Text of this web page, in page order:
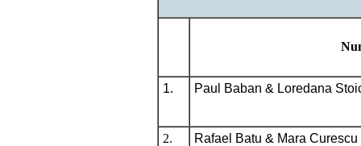
1. Paul Baban & Loredana
2. Rafael Batu & Mara Curescu